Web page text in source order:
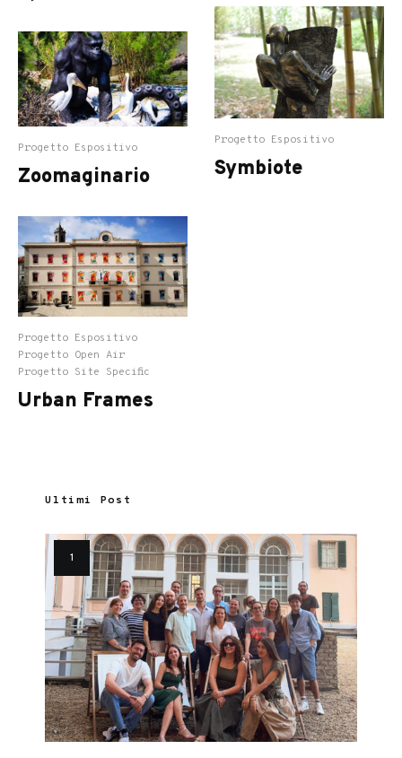
Progetto Espositivo
Zoomaginario
Progetto Espositivo
Progetto Open Air
Progetto Site Specific
Urban Frames
Progetto Espositivo
Symbiote
Ultimi Post